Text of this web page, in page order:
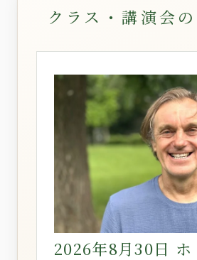
クラス・講演会
2026年8月30日 ホ